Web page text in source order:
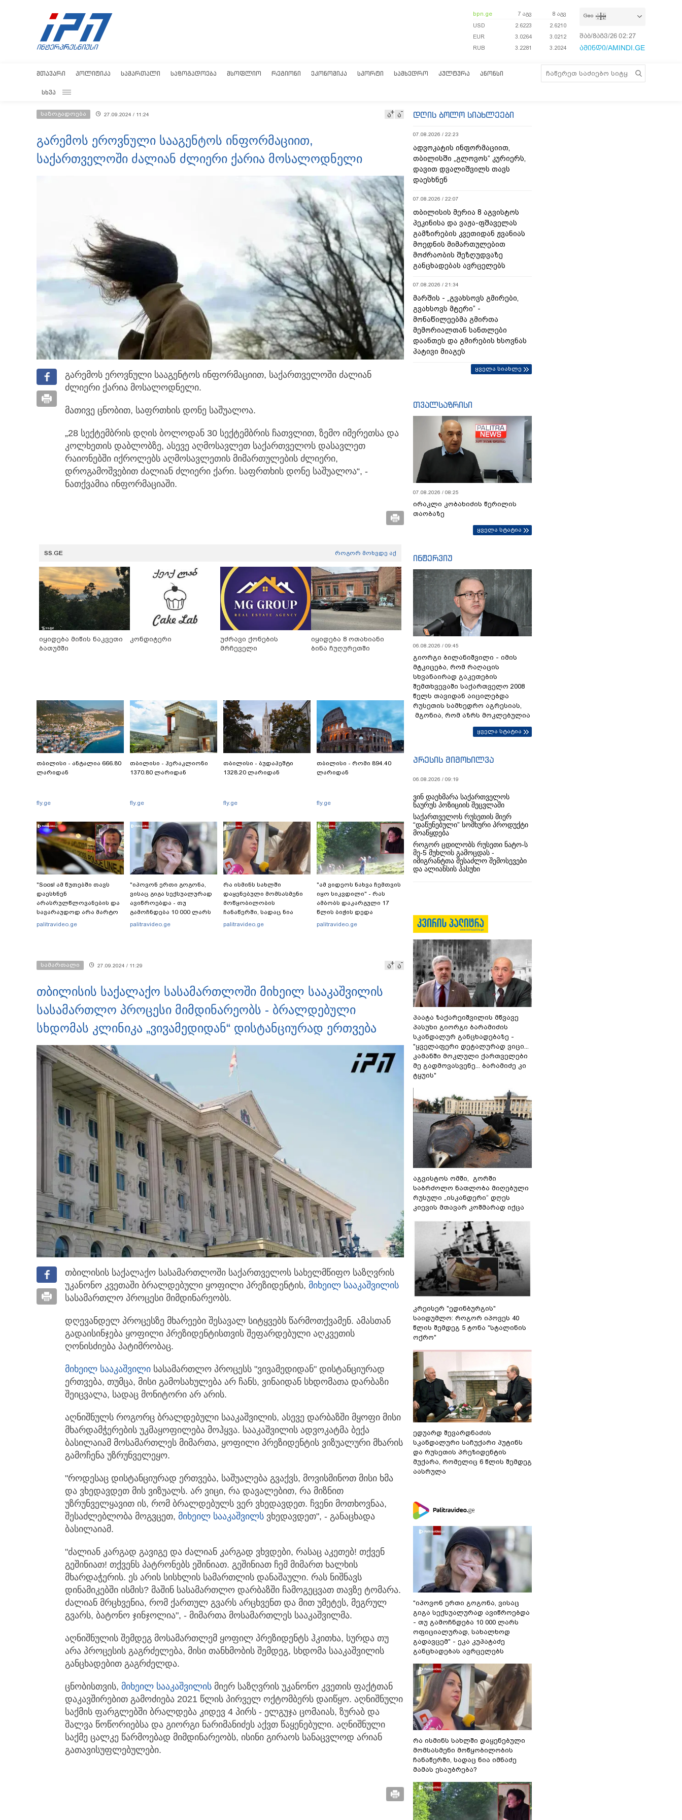
bpn.ge 7 აგვ
8 აგვ
USD
2.6223
2.6210
EUR
3.0264
3.0212
RUB
3.2281 3.2024
Geo
შაბ/8აგვ/26 02:27:04
ამინდი/AMINDI.GE
ᲛᲗᲐᲕᲐᲠᲘ ᲞᲝᲚᲘᲢᲘᲙᲐ ᲡᲐᲛᲐᲠᲗᲐᲚᲘ ᲡᲐᲖᲝᲒᲐᲓᲝᲔᲑᲐ ᲛᲡᲝᲤᲚᲘᲝ ᲠᲔᲒᲘᲝᲜᲘ ᲔᲙᲝᲜᲝᲛᲘᲙᲐ ᲡᲞᲝᲠᲢᲘ ᲡᲐᲛᲮᲔᲓᲠᲝ ᲙᲣᲚᲢᲣᲠᲐ ᲐᲜᲝᲜᲡᲘ
ᲡᲮᲕᲐ
საზოგადოება 27.09.2024 / 11:24 ა ა
გარემოს ეროვნული სააგენტოს ინფორმაციით,
საქართველოში ძალიან ძლიერი ქარია მოსალოდნელი
გარემოს ეროვნული სააგენტოს ინფორმაციით, საქართველოში ძალიან
ძლიერი ქარია მოსალოდნელი.
მათივე ცნობით, საფრთხის დონე საშუალოა.
„28 სექტემბრის დღის ბოლოდან 30 სექტემბრის ჩათვლით, ზემო იმერეთსა და
კოლხეთის დაბლობზე, ასევე აღმოსავლეთ საქართველოს დასავლეთ
რაიონებში იქროლებს აღმოსავლეთის მიმართულების ძლიერი,
დროგამოშვებით ძალიან ძლიერი ქარი. საფრთხის დონე საშუალოა“, -
ნათქვამია ინფორმაციაში.
SS.GE როგორ მოხვდე აქ
იყიდება მიწის ნაკვეთი
ბათუმში
კონდიტერი
უძრავი ქონების
მრჩეველი
იყიდება 8 ოთახიანი
ბინა ჩუღურეთში
თბილისი - ანტალია 666.80
ლარიდან
fly.ge
თბილისი - ჰერაკლიონი
1370.80 ლარიდან
fly.ge
თბილისი - ბუდაპეშტი
1328.20 ლარიდან
fly.ge
თბილისი - რომი 894.40
ლარიდან
fly.ge
"Soos! ამ წუთებში თავს
დაესხნენ
არასრულწლოვანების და
სავარაუდოდ არა მარტო
არასრულწლოვანების
palitravideo.ge
"იპოვონ ერთი გოგონა,
ვისაც გიგა სექსუალურად
ავიწროებდა - თუ
გამოჩნდება 10 000 ლარს
ოფიციალურად,
palitravideo.ge
რა ისმინს სახლში
დაყენებული მომსასმენი
მოწყობილობის
ჩანაწერში, სადაც ნია
იმნაძე მამას ესაუბრება?
palitravideo.ge
"ამ ვიდეოს ნახვა ჩემთვის
იყო სიკვდილი" - რას
ამბობს დაკარგული 17
წლის ბიჭის დედა
ვიდეოკადრებზე, სადაც
palitravideo.ge
სამართალი 27.09.2024 / 11:29 ა ა
თბილისის საქალაქო სასამართლოში მიხეილ სააკაშვილის
სასამართლო პროცესი მიმდინარეობს - ბრალდებული
სხდომას კლინიკა „ვივამედიდან“ დისტანციურად ერთვება
თბილისის საქალაქო სასამართლოში საქართველოს სახელმწიფო საზღვრის
უკანონო კვეთაში ბრალდებული ყოფილი პრეზიდენტის, მიხეილ სააკაშვილის
სასამართლო პროცესი მიმდინარეობს.
დღევანდელ პროცესზე მხარეები შესავალ სიტყვებს წარმოთქვამენ. ამასთან
გადაისინჯება ყოფილი პრეზიდენტისთვის შეფარდებული აღკვეთის
ღონისძიება პატიმრობაც.
მიხეილ სააკაშვილი სასამართლო პროცესს "ვივამედიდან" დისტანციურად
ერთვება, თუმცა, მისი გამოსახულება არ ჩანს, ვინაიდან სხდომათა დარბაზი
შეიცვალა, სადაც მონიტორი არ არის.
აღნიშნულს როგორც ბრალდებული სააკაშვილის, ასევე დარბაზში მყოფი მისი
მხარდამჭერების უკმაყოფილება მოჰყვა. სააკაშვილის ადვოკატმა ბექა
ბასილაიამ მოსამართლეს მიმართა, ყოფილი პრეზიდენტის ვიზუალური მხარის
გამოჩენა უზრუნველეყო.
"როდესაც დისტანციურად ერთვება, საშუალება გვაქვს, მოვისმინოთ მისი ხმა
და ვხედავდეთ მის ვიზუალს. არ ვიცი, რა დავალებით, რა მიზნით
უზრუნველყავით ის, რომ ბრალდებულს ვერ ვხედავდეთ. ჩვენი მოთხოვნაა,
შესაძლებლობა მოგვცეთ, მიხეილ სააკაშვილს ვხედავდეთ", - განაცხადა
ბასილაიამ.
"ძალიან კარგად გავიგე და ძალიან კარგად ვხვდები, რასაც აკეთებ! თქვენ
გეშინიათ! თქვენს პატრონებს ეშინიათ. გეშინიათ ჩემ მიმართ ხალხის
მხარდაჭერის. ეს არის სისხლის სამართლის დანაშაული. რას ნიშნავს
დინამიკებში ისმის? მაშინ სასამართლო დარბაზში ჩამოგეცვათ თავზე ტომარა.
ძალიან მრცხვენია, რომ ქართულ გვარს არცხვენთ და მით უმეტეს, მეგრულ
გვარს, ბატონო ჯინჯოლია", - მიმართა მოსამართლეს სააკაშვილმა.
აღნიშნულის შემდეგ მოსამართლემ ყოფილ პრეზიდენტს ჰკითხა, სურდა თუ
არა პროცესის გაგრძელება, მისი თანხმობის შემდეგ, სხდომა სააკაშვილის
განცხადებით გაგრძელდა.
ცნობისთვის, მიხეილ სააკაშვილის მიერ საზღვრის უკანონო კვეთის ფაქტთან
დაკავშირებით გამოძიება 2021 წლის პირველ ოქტომბერს დაიწყო. აღნიშნული
საქმის ფარგლებში ბრალდება კიდევ 4 პირს - ელგუჯა ცომაიას, ზურაბ და
შალვა წოწორიებსა და გიორგი ნარიმანიძეს აქვთ წაყენებული. აღნიშნული
საქმე ცალკე წარმოებად მიმდინარეობს, ისინი გირაოს სანაცვლოდ არიან
გათავისუფლებულები.
დღის ბოლო სიახლეები
07.08.2026 / 22:23
ადვოკატის ინფორმაციით,
თბილისში „გლოვოს“ კურიერს,
დავით დვალიშვილს თავს
დაესხნენ
07.08.2026 / 22:07
თბილისის მერია 8 აგვისტოს
პეკინისა და ვაჟა-ფშაველას
გამზირების კვეთიდან ჟვანიას
მოედნის მიმართულებით
მოძრაობის შეზღუდვაზე
განცხადებას ავრცელებს
07.08.2026 / 21:34
მარშის - „გვახსოვს გმირები,
გვახსოვს მტერი” -
მონაწილეებმა გმირთა
მემორიალთან სანთლები
დაანთეს და გმირების ხსოვნას
პატივი მიაგეს
ყველა სიახლე
თვალსაზრისი
07.08.2026 / 08:25
ირაკლი კობახიძის წერილის
თაობაზე
ყველა სტატია
ინტერვიუ
06.08.2026 / 09:45
გიორგი ბილანიშვილი - იმის
მტკიცება, რომ რაღაცის
სხვანაირად გაკეთების
შემთხვევაში საქართველო 2008
წელს თავიდან აიცილებდა
რუსეთის სამხედრო აგრესიას,
მგონია, რომ აზრს მოკლებულია
ყველა სტატია
პრესის მიმოხილვა
06.08.2026 / 09:19
ვინ დაეხმარა საქართველოს
ნაურუს პოზიციის შეცვლაში
საქართველოს რუსეთის მიერ
“დაწუნებული” სომხური პროდუქტი
მოაწყდება
როგორ ცდილობს რუსეთი ნატო-ს
მე-5 მუხლის გამოცდას -
იმიგრანტთა შესაძლო შემოსევები
და ალიანსის პასუხი
პაატა ზაქარეიშვილის მწვავე
პასუხი გიორგი ბარამიძის
სკანდალურ განცხადებაზე -
"ყველაფერი დეტალურად ვიცი...
კამანში მოკლული ქართველები
მე გადმოვასვენე... ბარამიძე კი
ტყუის"
აგვისტოს ომში, გორში
საბრძოლო ნათლობა მიღებული
რუსული „ისკანდერი“ დღეს
კიევის მთავარ კოშმარად იქცა
კრეისერ "ედინბურგის"
საიდუმლო: როგორ იპოვეს 40
წლის შემდეგ 5 ტონა "სტალინის
ოქრო"
ედუარდ შევარდნაძის
სკანდალური საჩუქარი პუტინს
და რუსეთის პრეზიდენტის
მუქარა, რომელიც 6 წლის შემდეგ
აასრულა
"იპოვონ ერთი გოგონა, ვისაც
გიგა სექსუალურად ავიწროებდა
- თუ გამოჩნდება 10 000 ლარს
ოფიციალურად, სახალხოდ
გადავცემ" - ეკა კუპატაძე
განცხადებას ავრცელებს
რა ისმინს სახლში დაყენებული
მომსასმენი მოწყობილობის
ჩანაწერში, სადაც ნია იმნაძე
მამას ესაუბრება?